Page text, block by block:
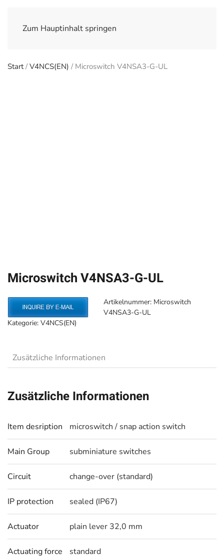
Zum Hauptinhalt springen
Start/V4NCS(EN) / Microswitch V4NSA3-G-UL
Microswitch V4NSA3-G-UL
Artikelnummer: Microswitch
V4NSA3-G-UL
Kategorie: V4NCS(EN)
Zusätzliche Informationen
Zusätzliche Informationen
Item desription microswitch / snap action switch
Main Group subminiature switches
Circuit change-over (standard)
IP protection sealed (IP67)
Actuator plain lever 32,0 mm
Actuating force standard